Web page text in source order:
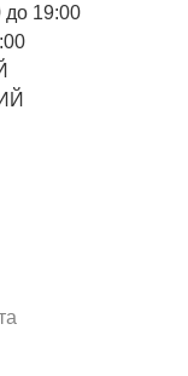
до 19:00